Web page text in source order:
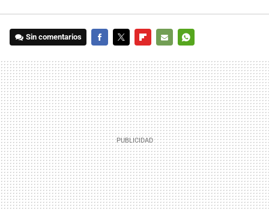
Sin comentarios
MAIL